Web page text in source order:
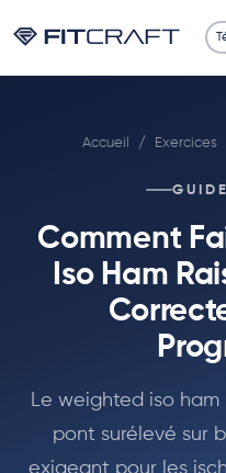
90 Jours
Calculatrices
Accueil / Exercices
Comment
Iso Ham
Le weighted iso
pont surélevé sur
exigeant pour les